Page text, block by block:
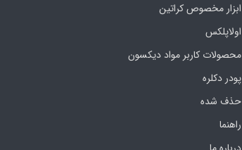
ابزار مخصوص کراتین
اولاپلکس
محصولات کاربر مواد دیکسون
پودر دکلره
حذف شده
راهنما